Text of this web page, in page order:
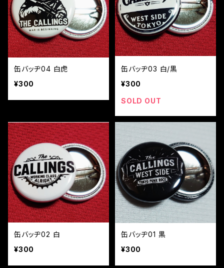
缶バッヂ04 白虎
¥300
缶バッヂ03 白/黒
¥300
SOLD OUT
缶バッヂ02 白
¥300
缶バッヂ01 黒
¥300